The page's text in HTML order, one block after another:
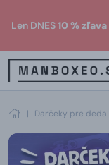
Len DNES10 % zľava
| Darčeky pre deda